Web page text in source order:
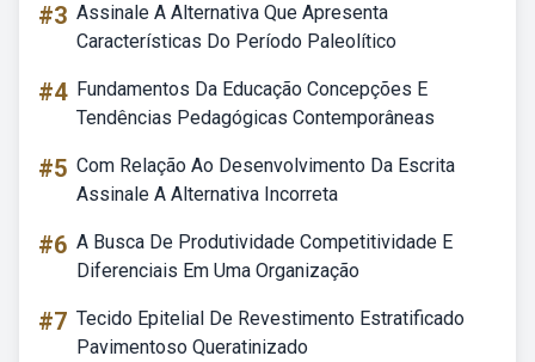
#3 Assinale A Alternativa Que Apresenta
Características Do Período Paleolítico
#4 Fundamentos Da Educação Concepções E
Tendências Pedagógicas Contemporâneas
#5 Com Relação Ao Desenvolvimento Da Escrita
Assinale A Alternativa Incorreta
#6 A Busca De Produtividade Competitividade E
Diferenciais Em Uma Organização
#7 Tecido Epitelial De Revestimento Estratificado
Pavimentoso Queratinizado